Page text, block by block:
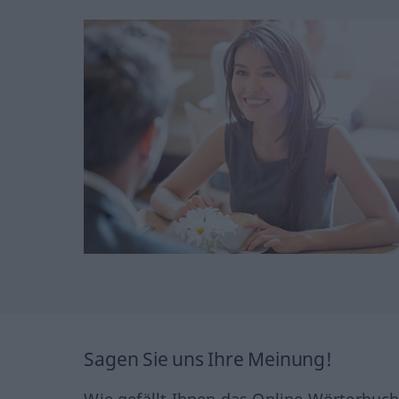
Sagen Sie uns Ihre Meinung!